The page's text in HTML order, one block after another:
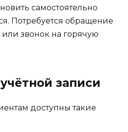
самостоятельно
Потребуется обращение
звонок на горячую
записи
доступны такие